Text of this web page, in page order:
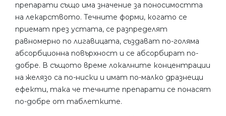
препарати също има значение за поносимостта
на лекарството. Течните форми, когато се
приемат през устата, се разпределят
равномерно по лигавицата, създават по-голяма
абсорбционна повърхност и се абсорбират по-
добре. В същото време локалните концентрации
на желязо са по-ниски и имат по-малко дразнещи
ефекти, така че течните препарати се понасят
по-добре от таблетките.